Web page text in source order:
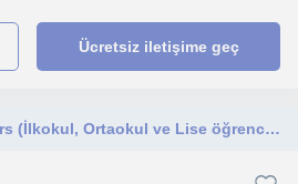
Ücretsiz iletişime geç
Online İngilizce Özel Ders (İlkokul, Ortaokul ve Lise öğrencileri için)